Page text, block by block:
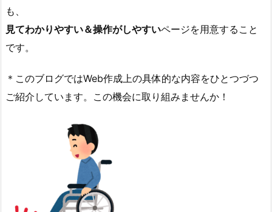
も、
見てわかりやすい＆操作がしやすいページを用意すること
です。
＊このブログではWeb作成上の具体的な内容をひとつづつ
ご紹介しています。この機会に取り組みませんか！